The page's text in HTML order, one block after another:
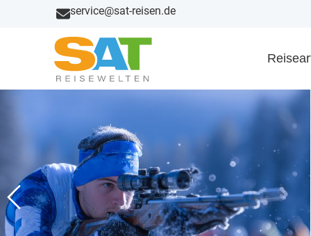
service@sat-reisen.de